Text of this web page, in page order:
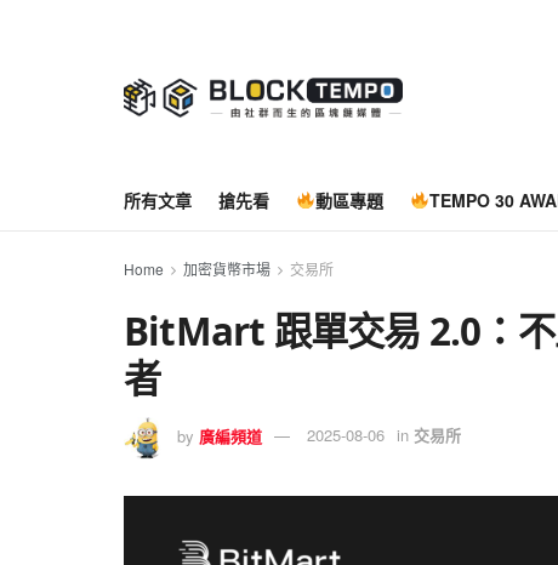
所有文章 搶先看 動區專題 TEMPO 30
Home 加密貨幣市場 交易所
BitMart 跟單交易 2.0：
者
by 廣編頻道 2025-08-06 in 交易所